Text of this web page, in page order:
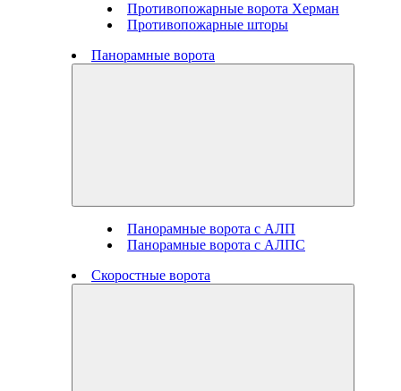
Противопожарные ворота Херман
Противопожарные шторы
Панорамные ворота
Панорамные ворота с АЛП
Панорамные ворота с АЛПС
Скоростные ворота